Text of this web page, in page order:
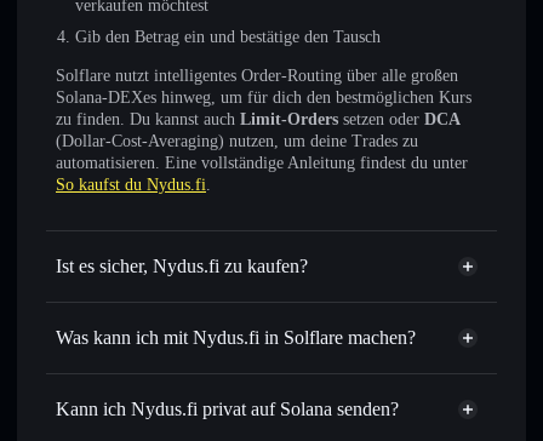
verkaufen möchtest
Gib den Betrag ein und bestätige den Tausch
Solflare nutzt intelligentes Order-Routing über alle großen
Solana-DEXes hinweg, um für dich den bestmöglichen Kurs
zu finden. Du kannst auch Limit-Orders setzen oder DCA
(Dollar-Cost-Averaging) nutzen, um deine Trades zu
automatisieren. Eine vollständige Anleitung findest du unter
So kaufst du Nydus.fi.
Ist es sicher, Nydus.fi zu kaufen?
Nydus.fi nicht verifiziert
Was kann ich mit Nydus.fi in Solflare machen?
Nydus.fi
Solflare-Wallet
Sofort tauschen– handle NYDUS gegen SOL, USDC
Kann ich Nydus.fi privat auf Solana senden?